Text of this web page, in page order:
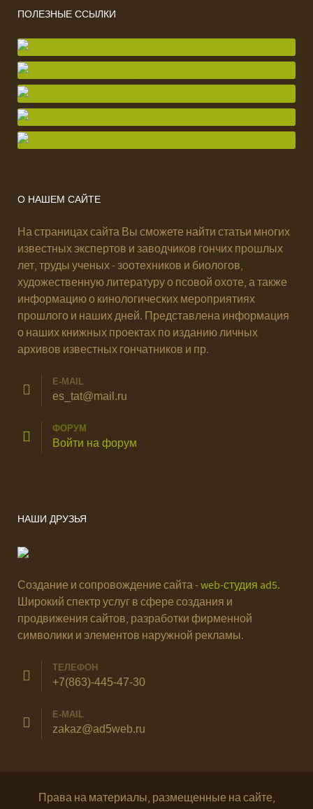
ПОЛЕЗНЫЕ ССЫЛКИ
О НАШЕМ САЙТЕ
На страницах сайта Вы сможете найти статьи многих
известных экспертов и заводчиков гончих прошлых
лет, труды ученых - зоотехников и биологов,
художественную литературу о псовой охоте, а также
информацию о кинологических мероприятиях
прошлого и наших дней. Представлена информация
о наших книжных проектах по изданию личных
архивов известных гончатников и пр.
E-MAIL
es_tat@mail.ru
ФОРУМ
Войти на форум
НАШИ ДРУЗЬЯ
Создание и сопровождение сайта -web-студия ad5.
Широкий спектр услуг в сфере создания и
продвижения сайтов, разработки фирменной
символики и элементов наружной рекламы.
ТЕЛЕФОН
+7(863)-445-47-30
E-MAIL
zakaz@ad5web.ru
Права на материалы, размещенные на сайте,